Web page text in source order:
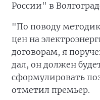
России" в
"По поводу
цен на
договорам, я
дал, он должен
сформулировать
отметил премьер.